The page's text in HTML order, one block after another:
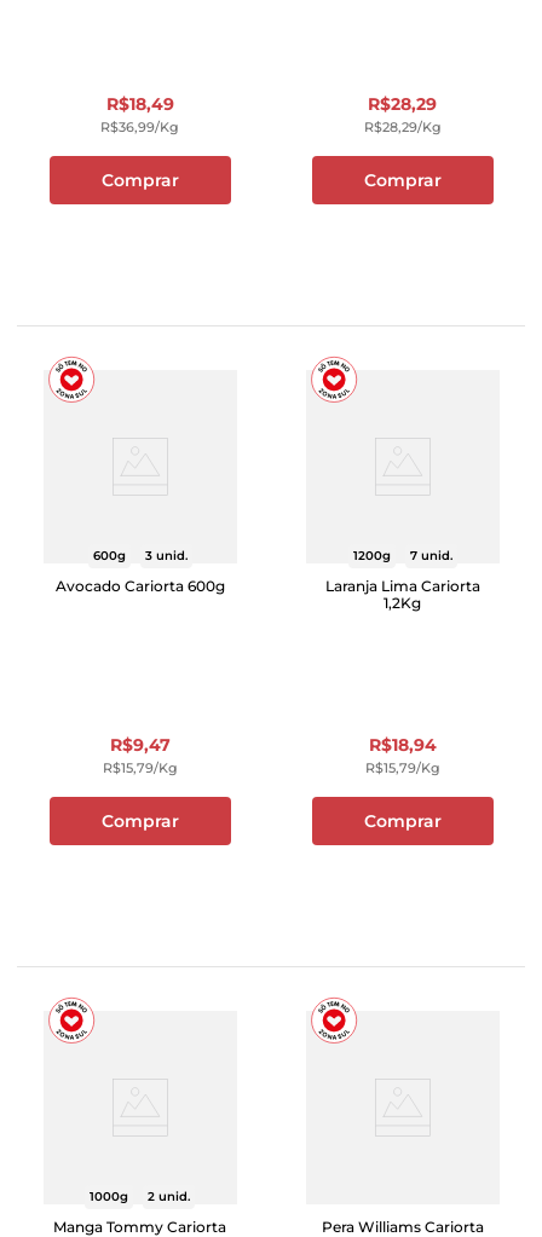
R$18,49
R$36,99/kg
Comprar
R$28,29
R$28,29/kg
Comprar
600g 3 unid.
Avocado Cariorta 600g
R$9,47
R$15,79/kg
Comprar
1200g 7 unid.
Laranja Lima Cariorta
1,2Kg
R$18,94
R$15,79/kg
Comprar
1000g 2 unid.
Manga Tommy Cariorta
Pera Williams Cariorta